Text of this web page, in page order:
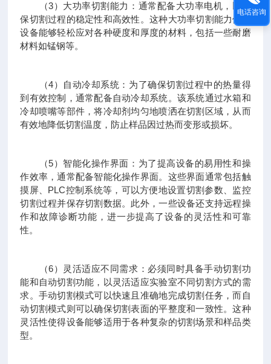
（3）大功率切割能力：通常配备大功率电机，以确
保切割过程的稳定性和高效性。这种大功率切割能力使得
设备能够轻松应对各种硬度和厚度的材料，包括一些耐磨
材料如锰钢等。
（4）自动冷却系统：为了确保切割过程中的热量得
到有效控制，通常配备自动冷却系统。该系统通过水箱和
冷却喷嘴等部件，将冷却剂均匀地喷洒在切割区域，从而
有效地降低切割温度，防止样品因过热而变形或损坏。
（5）智能化操作界面：为了提高设备的易用性和操
作效率，通常配备智能化操作界面。这些界面通常包括触
摸屏、PLC控制系统等，可以方便地设置切割参数、监控
切割过程并保存切割数据。此外，一些设备还支持远程操
作和故障诊断功能，进一步提高了设备的灵活性和可靠
性。
（6）灵活适应不同需求：必须同时具备手动切割功
能和自动切割功能，以灵活适应实验室不同切割方式的需
求。手动切割模式可以快速且准确地完成切割任务，而自
动切割模式则可以确保切割表面的平整度和一致性。这种
灵活性使得设备能够适用于各种复杂的切割场景和样品类
型。
电话咨询